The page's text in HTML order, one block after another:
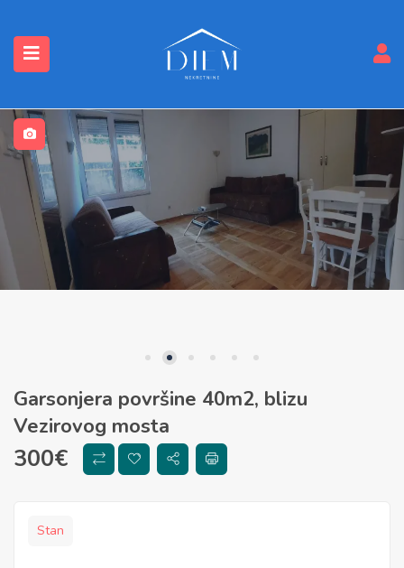
(Nekretnine)
Garsonjera površine 40m2, blizu
Vezirovog mosta
300€
Stan